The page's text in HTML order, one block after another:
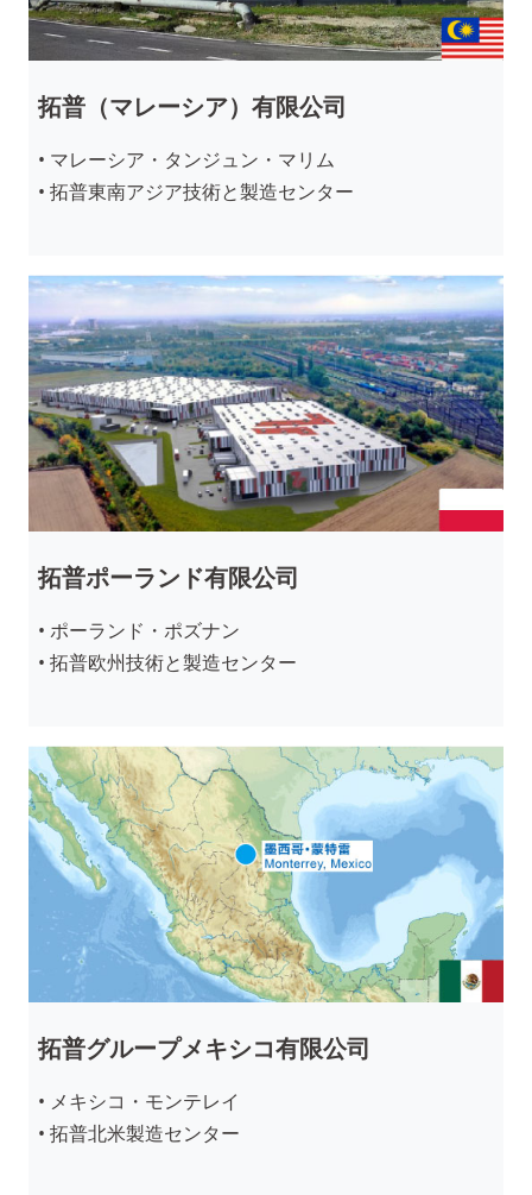
拓普（マレーシア）有限公司
• マレーシア・タンジュン・マリム
• 拓普東南アジア技術と製造センター
拓普ポーランド有限公司
• ポーランド・ポズナン
• 拓普欧州技術と製造センター
拓普グループメキシコ有限公司
• メキシコ・モンテレイ
• 拓普北米製造センター